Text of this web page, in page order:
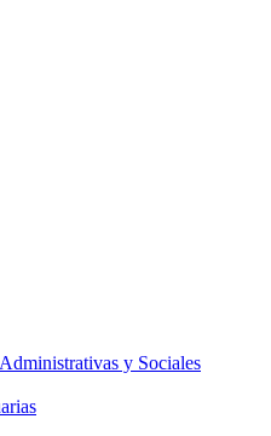
y Sociales